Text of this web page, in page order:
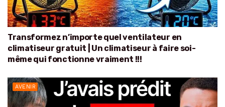
Transformez n’importe quel ventilateur en
climatiseur gratuit | Un climatiseur à faire soi-
même qui fonctionne vraiment !!!
AVENIR